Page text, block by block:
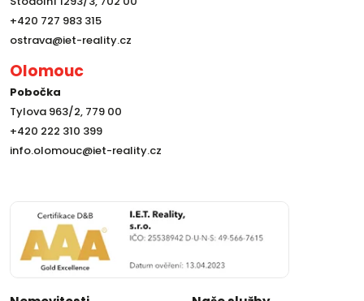
+420 727 983 315
ostrava@iet-reality.cz
Olomouc
Pobočka
Tylova 963/2, 779 00
+420 222 310 399
info.olomouc@iet-reality.cz